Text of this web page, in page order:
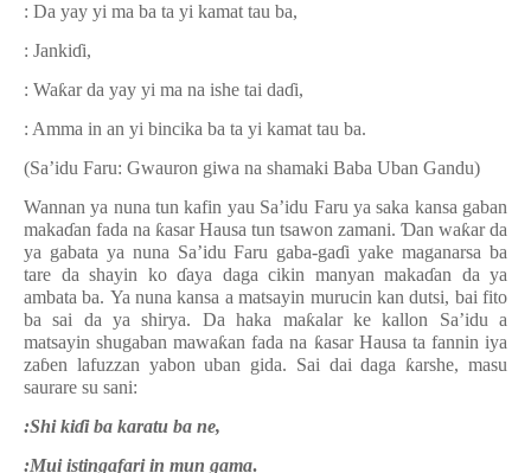
: Da yay yi ma ba ta yi kamat tau ba,
: Jankiɗi,
: Waƙar da yay yi ma na ishe tai daɗi,
: Amma in an yi bincika ba ta yi kamat tau ba.
(Sa’idu Faru: Gwauron giwa na shamaki Baba Uban Gandu)
Wannan ya nuna tun kafin yau Sa’idu Faru ya saka kansa gaban
makaɗan fada na ƙasar Hausa tun tsawon zamani. Ɗan waƙar da
ya gabata ya nuna Sa’idu Faru gaba-gaɗi yake maganarsa ba
tare da shayin ko ɗaya daga cikin manyan makaɗan da ya
ambata ba. Ya nuna kansa a matsayin murucin kan dutsi, bai fito
ba sai da ya shirya. Da haka maƙalar ke kallon Sa’idu a
matsayin shugaban mawaƙan fada na ƙasar Hausa ta fannin iya
zaɓen lafuzzan yabon uban gida. Sai dai daga ƙarshe, masu
saurare su sani:
:Shi kiɗi ba karatu ba ne,
:Mui istingafari in mun gama.